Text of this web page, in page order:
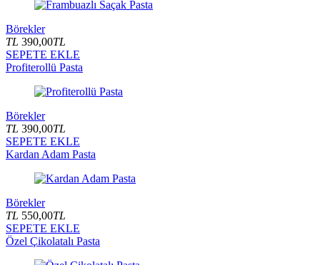
Börekler
TL 390,00TL
SEPETE EKLE
Profiterollü Pasta
Börekler
TL 390,00TL
SEPETE EKLE
Kardan Adam Pasta
Börekler
TL 550,00TL
SEPETE EKLE
Özel Çikolatalı Pasta